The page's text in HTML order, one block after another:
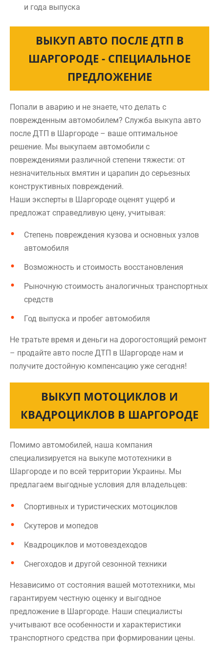
и года выпуска
ВЫКУП АВТО ПОСЛЕ ДТП В
ШАРГОРОДЕ - СПЕЦИАЛЬНОЕ
ПРЕДЛОЖЕНИЕ
Попали в аварию и не знаете, что делать с
поврежденным автомобилем? Служба выкупа авто
после ДТП в Шаргороде – ваше оптимальное
решение. Мы выкупаем автомобили с
повреждениями различной степени тяжести: от
незначительных вмятин и царапин до серьезных
конструктивных повреждений.
Наши эксперты в Шаргороде оценят ущерб и
предложат справедливую цену, учитывая:
Степень повреждения кузова и основных узлов
автомобиля
Возможность и стоимость восстановления
Рыночную стоимость аналогичных транспортных
средств
Год выпуска и пробег автомобиля
Не тратьте время и деньги на дорогостоящий ремонт
– продайте авто после ДТП в Шаргороде нам и
получите достойную компенсацию уже сегодня!
ВЫКУП МОТОЦИКЛОВ И
КВАДРОЦИКЛОВ В ШАРГОРОДЕ
Помимо автомобилей, наша компания
специализируется на выкупе мототехники в
Шаргороде и по всей территории Украины. Мы
предлагаем выгодные условия для владельцев:
Спортивных и туристических мотоциклов
Скутеров и мопедов
Квадроциклов и мотовездеходов
Снегоходов и другой сезонной техники
Независимо от состояния вашей мототехники, мы
гарантируем честную оценку и выгодное
предложение в Шаргороде. Наши специалисты
учитывают все особенности и характеристики
транспортного средства при формировании цены.